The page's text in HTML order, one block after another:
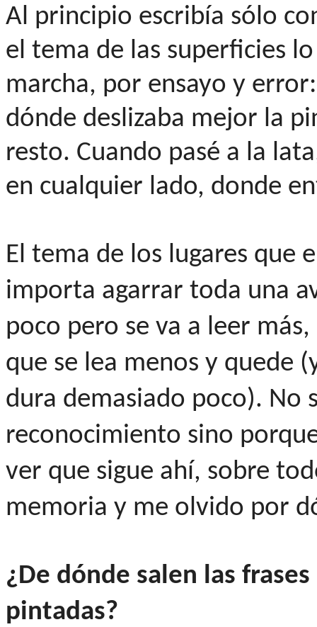
Al principio escribía sólo
el tema de las superficies
marcha, por ensayo y
dónde deslizaba mejor la
resto. Cuando pasé a la
en cualquier lado, donde
El tema de los lugares que
importa agarrar toda una
poco pero se va a leer
que se lea menos y quede
dura demasiado poco). No
reconocimiento sino
ver que sigue ahí, sobre
memoria y me olvido por
¿De dónde salen las
pintadas?